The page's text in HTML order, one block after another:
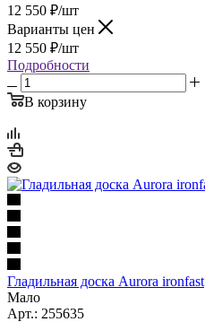
12 550 ₽/шт
Варианты цен
12 550 ₽/шт
Подробности
В корзину
Гладильная доска Aurora ironfast
Мало
Арт.: 255635